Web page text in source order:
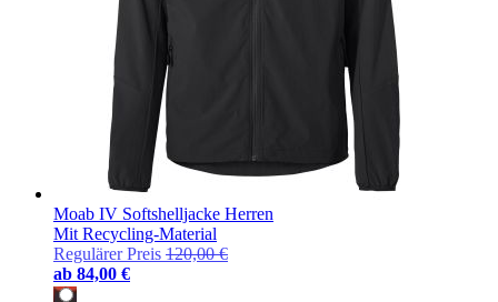
Moab IV Softshelljacke Herren
Mit Recycling-Material
Regulärer Preis 120,00 €
ab 84,00 €